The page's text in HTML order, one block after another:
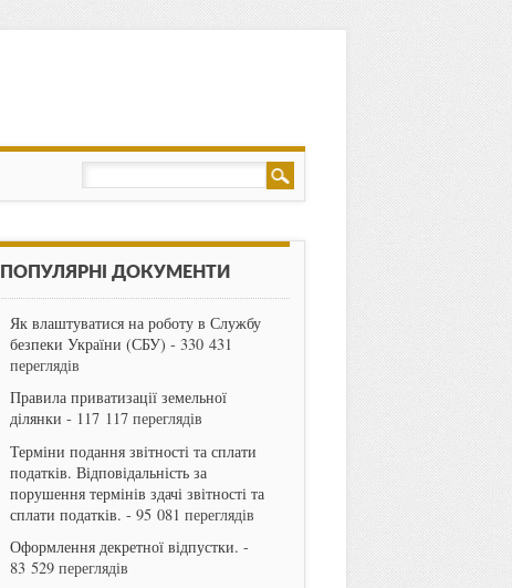
ПОПУЛЯРНІ ДОКУМЕНТИ
Як влаштуватися на роботу в Службу
безпеки України (СБУ) - 330 431
переглядів
Правила приватизації земельної
ділянки - 117 117 переглядів
Терміни подання звітності та сплати
податків. Відповідальність за
порушення термінів здачі звітності та
сплати податків. - 95 081 переглядів
Оформлення декретної відпустки. -
83 529 переглядів